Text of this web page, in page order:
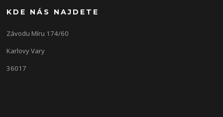
KDE NÁS NAJDETE
Závodu Míru 174/60
Karlovy Vary
36017